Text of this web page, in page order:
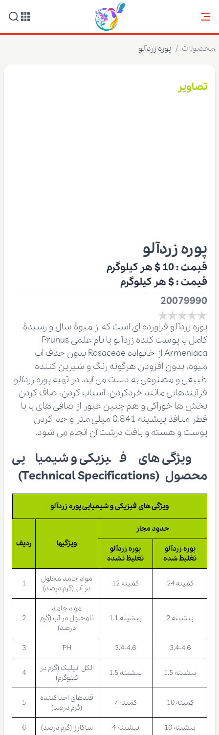
محصولات / پوره زردآلو
تصاویر
پوره زردآلو
قیمت :
هر کیلوگرم
قیمت :$هر کیلوگرم
20079990
پوره زردآلو فراورده ای است که از میوۀ سال و رسیدۀ
کامل یا پوست کنده زردآلو با نام علمی Prunus
Armeniaca از خانواده Rosaceae بدون حذف آب
میوه، بدون افزودن هرگونه رنگ و شیرین کننده
طبیعی و مصنوعی به دست می آید. در تهیه پوره زردآلو
فرآیندهایی مانند خردکردن، آسیاب کردن، صاف کردن
بخش ها خوراکی و هم چنین عبور از صافی های با با
قطر منافذ بیشینه 0.841 میلی متر و جدا کردن
پوست و هسته و بافت درشت آن انجام می شود.
ویژگی های فیزیکی و شیمیایی
محصول (Technical Specifications)
ویژگی های فیزیکی و شیمیایی پوره زردآلو
حدود مجاز
ویژگیها
ردیف
پوره زردآلو
تغلیظ شده
پوره زردآلو
تغلیظ نشده
کمینه 24 کمینه 12
مواد جامد محلول
در آب (گرم درصد)
1
بیشینه 2 بیشینه 1.1
مواد جامد
نامحلول در آب (گرم
درصد)
2
3.4-4.6
3.4-4.6
PH
3
بیشینه 1.5 بیشینه 1.5
الکل اتیلیک (گرم در
کیلوگرم)
4
کمینه 10 کمینه 7
قندهای احیا کننده
(گرم درصد)
5
بیشینه 10 بیشینه 4 ساکارز (گرم درصد) 6